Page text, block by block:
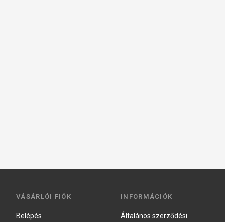
VÁSÁRLÓI FIÓK
Belépés
INFORMÁCIÓK
Általános szerződési